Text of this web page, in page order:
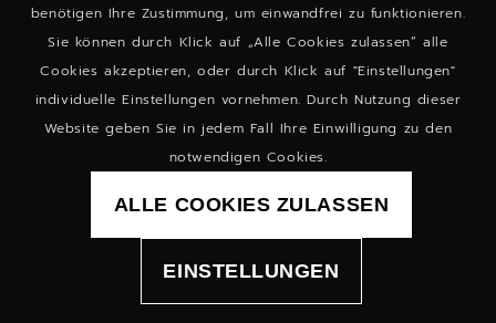
benötigen Ihre Zustimmung, um einwandfrei zu funktionieren.
Sie können durch Klick auf „Alle Cookies zulassen“ alle
Cookies akzeptieren, oder durch Klick auf "Einstellungen"
individuelle Einstellungen vornehmen. Durch Nutzung dieser
Website geben Sie in jedem Fall Ihre Einwilligung zu den
notwendigen Cookies.
ALLE COOKIES ZULASSEN
EINSTELLUNGEN